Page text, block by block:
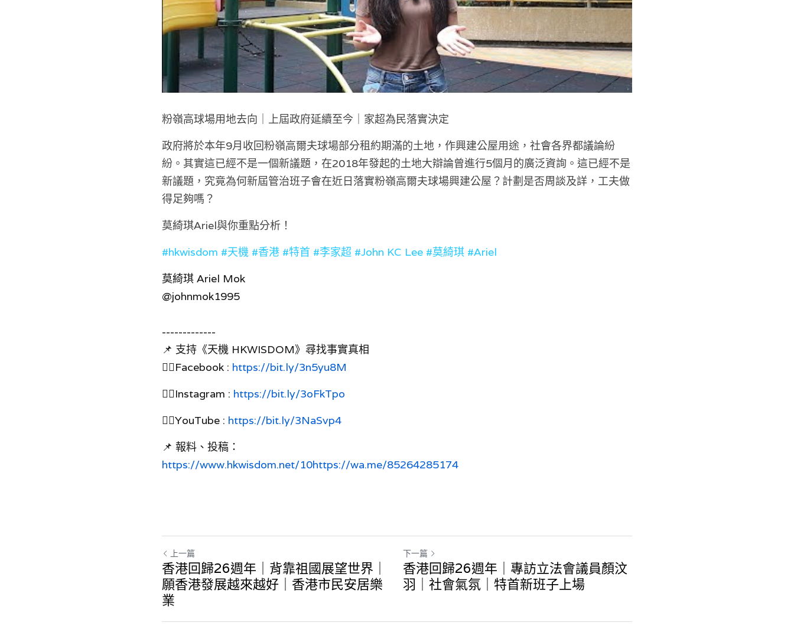
粉嶺高球場用地去向｜上屆政府延續至今｜家超為民落實決定
政府將於本年9月收回粉嶺高爾夫球場部分租約期滿的土地，作興建公屋用途，社會各界都議論紛
紛。其實這已經不是一個新議題，在2018年發起的土地大辯論曾進行5個月的廣泛資詢。這已經不是
新議題，究竟為何新屆管治班子會在近日落實粉嶺高爾夫球場興建公屋？計劃是否周談及詳，工夫做
得足夠嗎？
莫綺琪Ariel與你重點分析！
#hkwisdom #天機 #香港 #特首 #李家超 #John KC Lee #莫綺琪 #Ariel
莫綺琪 Ariel Mok
@johnmok1995
-------------
📌 支持《天機 HKWISDOM》尋找事實真相
👉🏻Facebook : https://bit.ly/3n5yu8M
👉🏻Instagram : https://bit.ly/3oFkTpo
👉🏻YouTube : https://bit.ly/3NaSvp4
📌 報料、投稿：
https://www.hkwisdom.net/10https://wa.me/85264285174
上一篇
香港回歸26週年｜背靠祖國展望世界｜
願香港發展越來越好｜香港市民安居樂
業
下一篇
香港回歸26週年｜專訪立法會議員顏汶
羽｜社會氣氛｜特首新班子上場